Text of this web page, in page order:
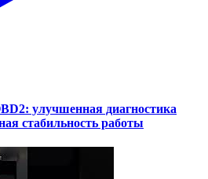
улучшенная диагностика
стабильность работы